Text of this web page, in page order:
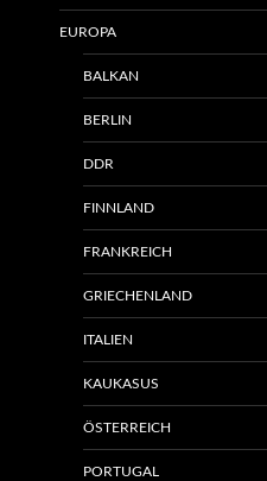
EUROPA
BALKAN
BERLIN
DDR
FINNLAND
FRANKREICH
GRIECHENLAND
ITALIEN
KAUKASUS
ÖSTERREICH
PORTUGAL